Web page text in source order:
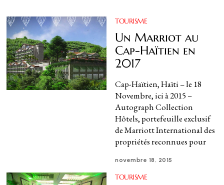
TOURISME
Un Marriot au
Cap-Haïtien en
2017
Cap-Haïtien, Haïti – le 18
Novembre, ici à 2015 –
Autograph Collection
Hôtels, portefeuille exclusif
de Marriott International des
propriétés reconnues pour
novembre 18, 2015
TOURISME